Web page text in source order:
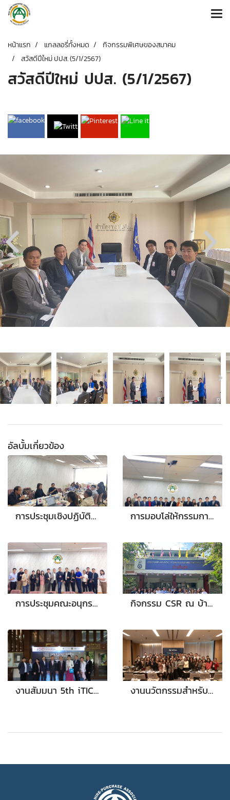
หน้าแรก แกลลอรี่ทั้งหมด
กิจกรรมพิเศษของสมาคม
สวัสดีปีใหม่ ปปส. (5/1/2567)
สวัสดีปีใหม่ ปปส. (5/1/2567)
อัลบั้มเกี่ยวข้อง
การประชุมเชิงปฏิบัติการ (Workshop) เรื่อง การเช่าซื้อร่วม เพื่อนำเสนอความเห็น อุปสรรค และข้อติดขัดต่อธปท. วันที่ 13 สิงหาคม 2567 การมอบโล่ให้กรรมการที่ลาออกจากคณะกรรมการสมาคมธุรกิจเช่าซื้อไทย เมื่อวันที่ 18 ตุลาคม 2567 จำนวน 3 ท่าน
การประชุมคณะอนุกรรมการด้านจำนำ จำนอง และอื่นๆ ครั้งที่ 1/2567 ในวันพฤหัสบดีที่ 3 ตุลาคม 2567 กิจกรรม CSR ณ บ้านรื่นสุข ศูนย์ส่งเสริมและพัฒนาอาชีพคนตาบอดพิการซ้ำซ้อน จังหวัดนครนายก วันศุกร์ที่ 8 พฤศจิกายน 2567
งานสัมมนา 5th iTIC Forum 2024: Safe & Smart Mobility by Traffic Discipline ในวันพฤหัสบดีที่ 7 พฤศจิกายน 2567 เวลา 09:00 – 12:00 น. ณ หอประชุมคณะวิศวกรรมศาสตร์ อาคาร 3 จุฬาลงกรณ์มหาวิทยาลัย งานนวัตกรรมสำหรับธุรกิจเช่าซื้อและการเตรียมตัวเพื่อรับมือการเปลี่ยนแปลงเทคโนโลยี เมื่อวันที่ 21 พฤศจิกายน 2567